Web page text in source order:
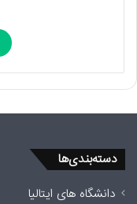
دسته‌بندی‌ها
دانشگاه های ایتالیا